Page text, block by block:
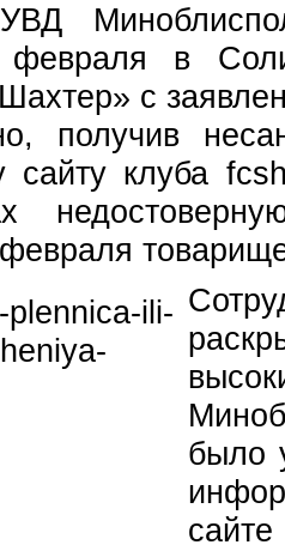
февраля в
с
получив
сайту клуба
было